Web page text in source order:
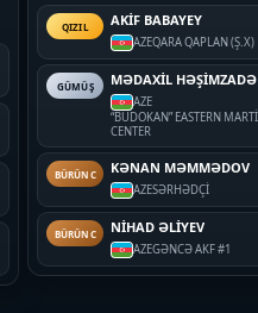
QIZIL AKİF BABAYEY
AZEQARA QAPLAN (Ş.X)
GÜMÜŞ MƏDAXİL HƏŞİMZADƏ
AZE
“BUDOKAN” EASTERN
CENTER
BÜRÜNC KƏNAN MƏMMƏDOV
AZESƏRHƏDÇİ
BÜRÜNC NİHAD ƏLİYEV
AZEGƏNCƏ AKF #1